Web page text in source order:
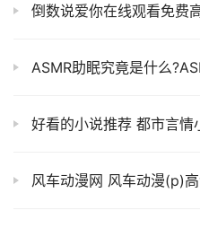
倒数说爱你在线观看免费高清
ASMR助眠究竟是什么
好看的小说推荐 都市言情小
风车动漫网 风车动漫(p)高清